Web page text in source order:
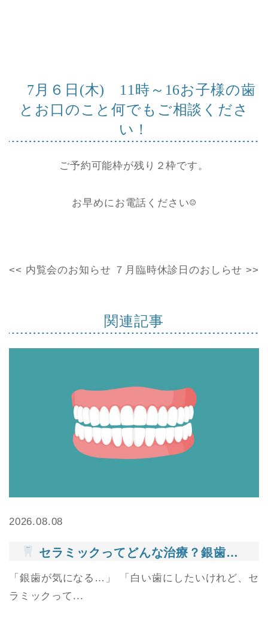
7月６日(木) 11時～16お子様の歯
とお口のこと何でもご相談くださ
い！
ご予約可能枠が残り２枠です。
お早めにお電話ください☺
<< 内覧会のお知らせ ７月臨時休診日のおしらせ >>
関連記事
2026.08.08
セラミックってどんな治療？銀歯との違いをわかりやすく解説
「銀歯が気になる…」 「白い歯にしたいけれど、セ
ラミックって...